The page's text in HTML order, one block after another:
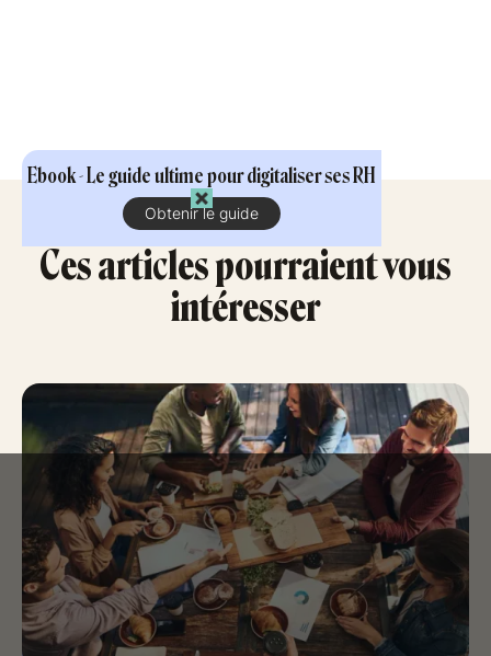
Ebook - Le guide ultime pour digitaliser ses RH
Obtenir le guide
Ces articles pourraient vous
intéresser